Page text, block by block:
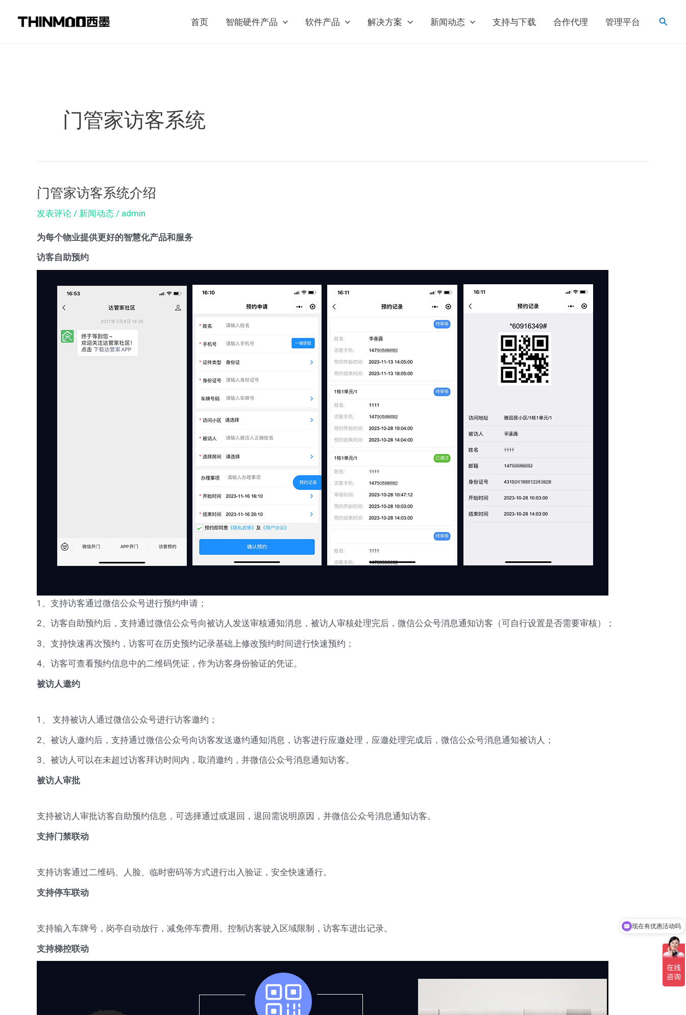
首页 智能硬件产品 软件产品 解决方案 新闻动态 支持与下载 合作代理 管理平台
搜
门管家访客系统
门管家访客系统介绍
发表评论 / 新闻动态 / admin
为每个物业提供更好的智慧化产品和服务
访客自助预约
1、支持访客通过微信公众号进行预约申请；
2、访客自助预约后，支持通过微信公众号向被访人发送审核通知消息，被访人审核处理完后，微信公众号消息通知访客（可自行设置是否需要审核）；
3、支持快速再次预约，访客可在历史预约记录基础上修改预约时间进行快速预约；
4、访客可查看预约信息中的二维码凭证，作为访客身份验证的凭证。
被访人邀约
1、 支持被访人通过微信公众号进行访客邀约；
2、被访人邀约后，支持通过微信公众号向访客发送邀约通知消息，访客进行应邀处理，应邀处理完成后，微信公众号消息通知被访人；
3、被访人可以在未超过访客拜访时间内，取消邀约，并微信公众号消息通知访客。
被访人审批
支持被访人审批访客自助预约信息，可选择通过或退回，退回需说明原因，并微信公众号消息通知访客。
支持门禁联动
支持访客通过二维码、人脸、临时密码等方式进行出入验证，安全快速通行。
支持停车联动
支持输入车牌号，岗亭自动放行，减免停车费用。控制访客驶入区域限制，访客车进出记录。
支持梯控联动
门
访
客
系
可以介绍下你们的产品么